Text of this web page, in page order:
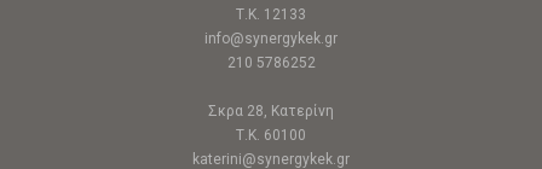
Τ.Κ. 12133
info@synergykek.gr
210 5786252
Σκρα 28, Κατερίνη
Τ.Κ. 60100
katerini@synergykek.gr